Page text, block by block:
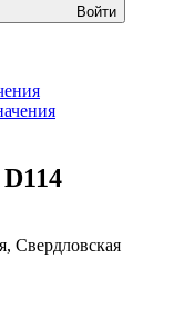
Войти